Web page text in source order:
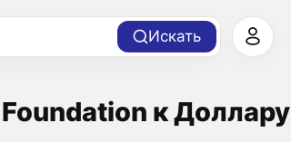
Искать
к Доллару